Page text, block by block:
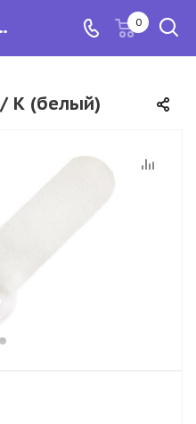
К (белый) 0
К (белый)